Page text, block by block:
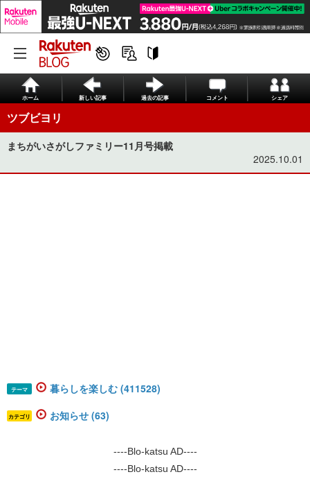
ホーム 新しい記事 過去の記事 コメント シェア
ツブビヨリ
まちがいさがしファミリー11月号掲載
2025.10.01
テーマ 暮らしを楽しむ (411528)
カテゴリ お知らせ (63)
----Blo-katsu AD----
----Blo-katsu AD----